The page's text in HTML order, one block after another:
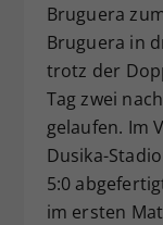
Bruguera
Bruguera in
trotz der
Tag zwei
gelaufen. Im
Dusika-
5:0
im ersten